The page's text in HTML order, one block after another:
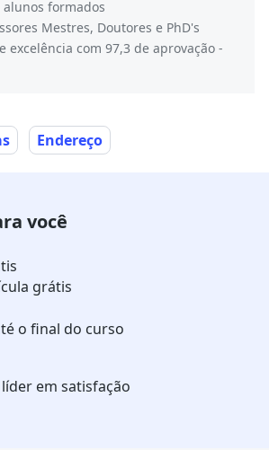
alunos formados
Mestres, Doutores e PhD's
excelência com 97,3 de aprovação -
Endereço
você
grátis
o final do curso
em satisfação